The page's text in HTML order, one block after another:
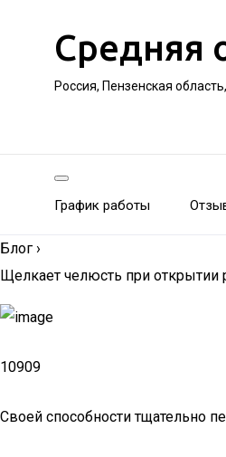
Средняя
Россия, Пензенская
График работы
Блог ›
Щелкает челюсть при открытии
10909
Своей способности тщательно